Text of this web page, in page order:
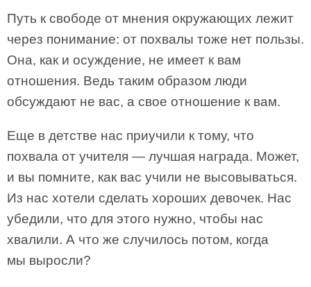
Путь к свободе от мнения окружающих лежит
через понимание: от похвалы тоже нет пользы.
Она, как и осуждение, не имеет к вам
отношения. Ведь таким образом люди
обсуждают не вас, а свое отношение к вам.
Еще в детстве нас приучили к тому, что
похвала от учителя — лучшая награда. Может,
и вы помните, как вас учили не высовываться.
Из нас хотели сделать хороших девочек. Нас
убедили, что для этого нужно, чтобы нас
хвалили. А что же случилось потом, когда
мы выросли?